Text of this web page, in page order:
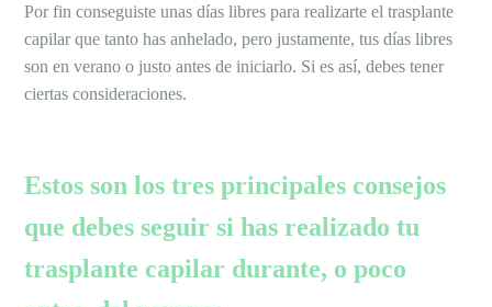
Por fin conseguiste unas días libres para realizarte el trasplante
capilar que tanto has anhelado, pero justamente, tus días libres
son en verano o justo antes de iniciarlo. Si es así, debes tener
ciertas consideraciones.
Estos son los tres principales consejos
que debes seguir si has realizado tu
trasplante capilar durante, o poco